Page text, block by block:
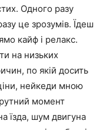
Одного разу
це зрозумів. Їдеш
кайф і релакс.
на низьких
по якій досить
нейкеди мною
момент
їзда, шум двигуна